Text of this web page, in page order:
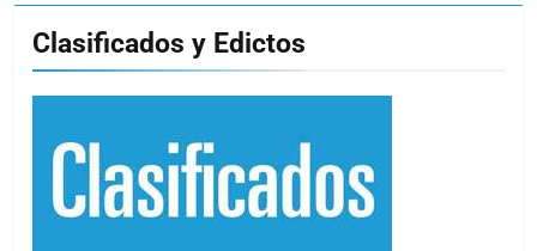
Clasificados y Edictos